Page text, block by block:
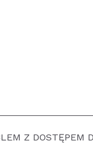
Z DOSTĘPEM